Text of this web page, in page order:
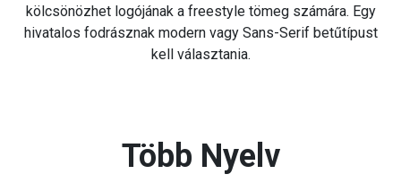
kölcsönözhet logójának a freestyle tömeg számára. Egy
hivatalos fodrásznak modern vagy Sans-Serif betűtípust
kell választania.
Több Nyelv